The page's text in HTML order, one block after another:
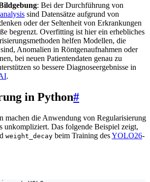
: Bei der Durchführung von
sind Datensätze aufgrund von
oder der Seltenheit von Erkrankungen
begrenzt. Overfitting ist hier ein erhebliches
helfen Modellen, die
Anomalien in Röntgenaufnahmen oder
bei neuen Patientendaten genau zu
so bessere Diagnoseergebnisse in
.
in Python#
machen die Anwendung von Regularisierung
unkompliziert. Das folgende Beispiel zeigt,
weight_decay beim Training desYOLO26-